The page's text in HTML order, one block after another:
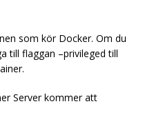
som kör Docker. Om du
till flaggan –privileged till
Server kommer att